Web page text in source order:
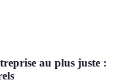
au plus juste :